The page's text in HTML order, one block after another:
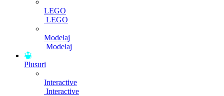
LEGO
LEGO
Modelaj
Modelaj
Plusuri
Interactive
Interactive